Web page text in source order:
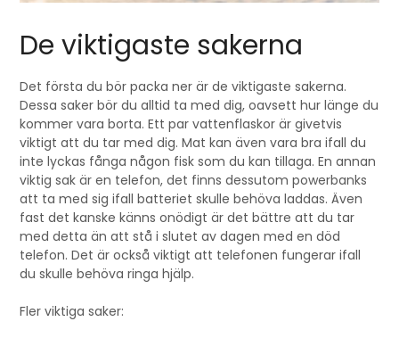
De viktigaste sakerna
Det första du bör packa ner är de viktigaste sakerna.
Dessa saker bör du alltid ta med dig, oavsett hur länge du
kommer vara borta. Ett par vattenflaskor är givetvis
viktigt att du tar med dig. Mat kan även vara bra ifall du
inte lyckas fånga någon fisk som du kan tillaga. En annan
viktig sak är en telefon, det finns dessutom powerbanks
att ta med sig ifall batteriet skulle behöva laddas. Även
fast det kanske känns onödigt är det bättre att du tar
med detta än att stå i slutet av dagen med en död
telefon. Det är också viktigt att telefonen fungerar ifall
du skulle behöva ringa hjälp.
Fler viktiga saker: